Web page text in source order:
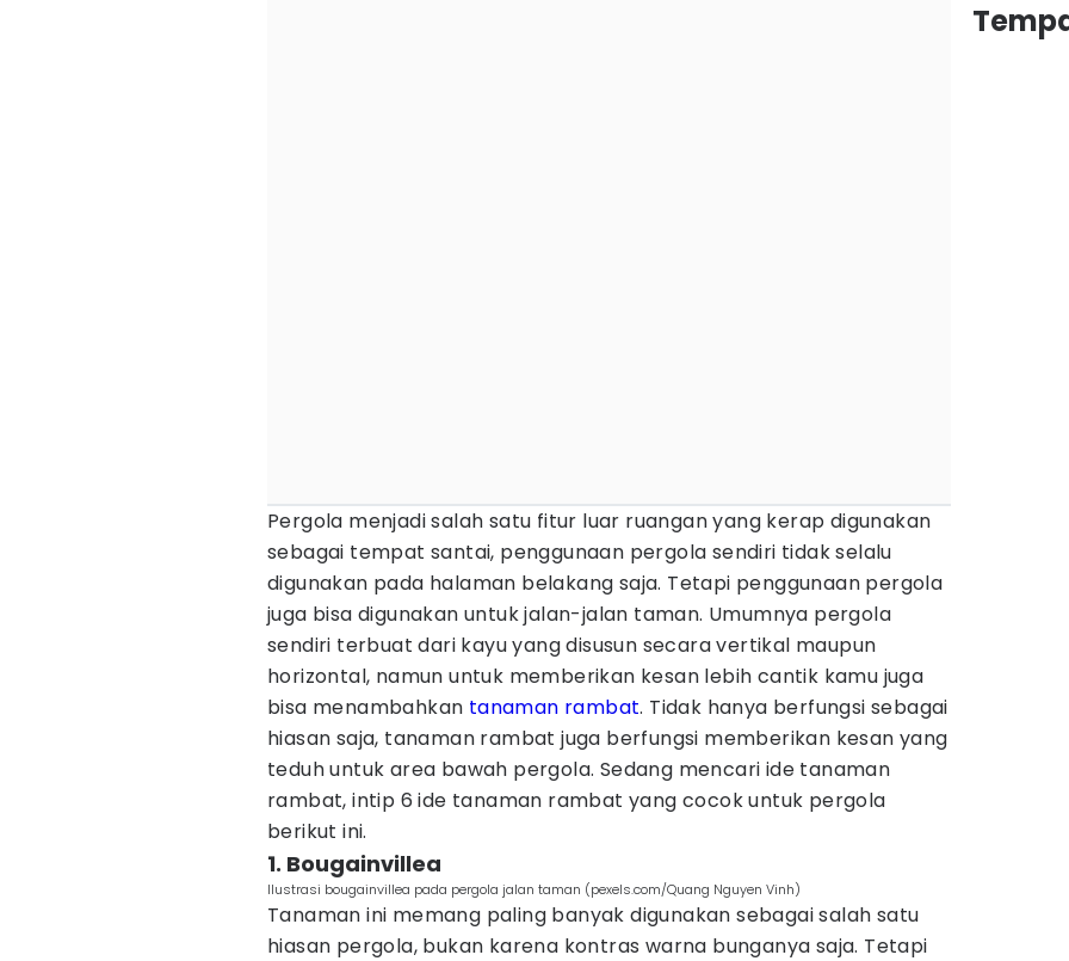
Pergola menjadi salah satu fitur luar ruangan yang kerap digunakan
sebagai tempat santai, penggunaan pergola sendiri tidak selalu
digunakan pada halaman belakang saja. Tetapi penggunaan pergola
juga bisa digunakan untuk jalan-jalan taman. Umumnya pergola
sendiri terbuat dari kayu yang disusun secara vertikal maupun
horizontal, namun untuk memberikan kesan lebih cantik kamu juga
bisa menambahkan tanaman rambat. Tidak hanya berfungsi sebagai
hiasan saja, tanaman rambat juga berfungsi memberikan kesan yang
teduh untuk area bawah pergola. Sedang mencari ide tanaman
rambat, intip 6 ide tanaman rambat yang cocok untuk pergola
berikut ini.
1. Bougainvillea
Ilustrasi bougainvillea pada pergola jalan taman (pexels.com/Quang Nguyen Vinh)
Tanaman ini memang paling banyak digunakan sebagai salah satu
hiasan pergola, bukan karena kontras warna bunganya saja. Tetapi